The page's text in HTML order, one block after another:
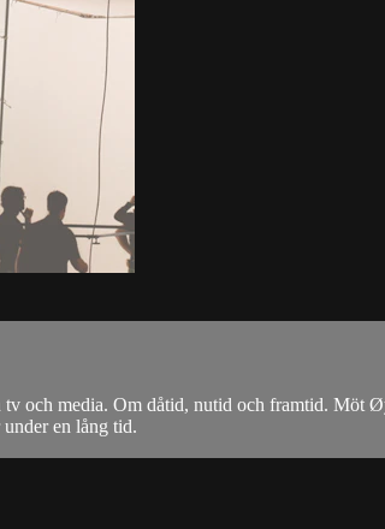
och media. Om dåtid, nutid och framtid.
en lång tid.